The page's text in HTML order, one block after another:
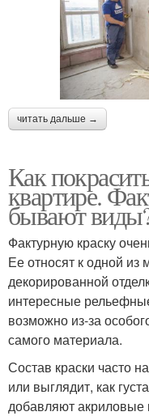
читать дальше →
Как
квартире.
бывают
Фактурную краску
Ее относят к одной из
декорированной
интересные
возможно из-за
самого материала.
Состав краски часто
или выглядит, как
добавляют акриловые